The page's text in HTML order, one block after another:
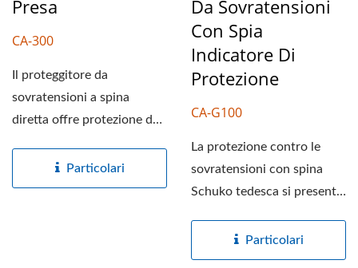
Presa
CA-300
Il proteggitore da
sovratensioni a spina
diretta offre protezione da
dispositivi...Particolari
Da Sovratensioni
Con Spia
Indicatore Di
Protezione
CA-G100
La protezione contro le
sovratensioni con spina
Schuko tedesca si presenta
Particolari